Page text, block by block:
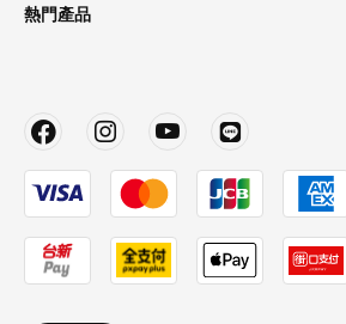
熱門產品